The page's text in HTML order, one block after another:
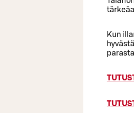
Kun